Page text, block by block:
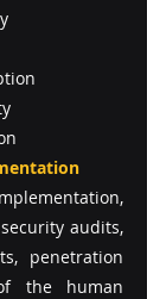
audits,
penetration
the human